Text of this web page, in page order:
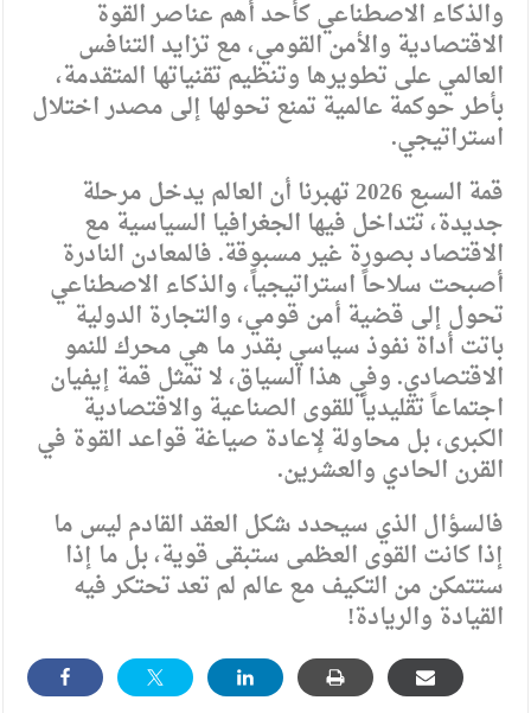
والذكاء الاصطناعي كأحد أهم عناصر القوة
الاقتصادية والأمن القومي، مع تزايد التنافس
العالمي على تطويرها وتنظيم تقنياتها المتقدمة،
بأطر حوكمة عالمية تمنع تحولها إلى مصدر اختلال
استراتيجي.
قمة السبع 2026 تهبرنا أن العالم يدخل مرحلة
جديدة، تتداخل فيها الجغرافيا السياسية مع
الاقتصاد بصورة غير مسبوقة. فالمعادن النادرة
أصبحت سلاحاً استراتيجياً، والذكاء الاصطناعي
تحول إلى قضية أمن قومي، والتجارة الدولية
باتت أداة نفوذ سياسي بقدر ما هي محرك للنمو
الاقتصادي. وفي هذا السياق، لا تمثل قمة إيفيان
اجتماعاً تقليدياً للقوى الصناعية والاقتصادية
الكبرى، بل محاولة لإعادة صياغة قواعد القوة في
القرن الحادي والعشرين.
فالسؤال الذي سيحدد شكل العقد القادم ليس ما
إذا كانت القوى العظمى ستبقى قوية، بل ما إذا
ستتمكن من التكيف مع عالم لم تعد تحتكر فيه
القيادة والريادة!